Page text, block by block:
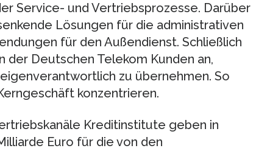
Service- und Vertriebsprozesse. Darüber
Lösungen für die administrativen
für den Außendienst. Schließlich
Deutschen Telekom Kunden an,
zu übernehmen. So
konzentrieren.
Kreditinstitute geben in
Euro für die von den